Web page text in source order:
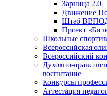
Зарница 2.0
Движение
Штаб
Проект
Школьные
Всероссийская
Всероссийский
Духовно-
воспитание
Конкурсы
Аттестация